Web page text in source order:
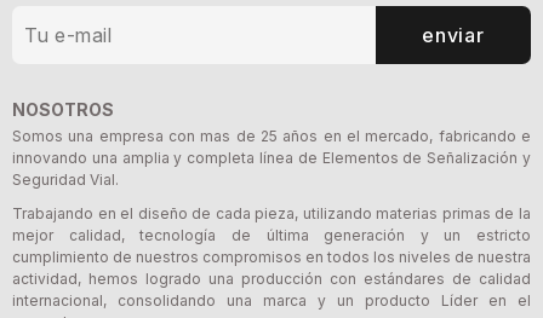
enviar
NOSOTROS
Somos una empresa con mas de 25 años en el mercado, fabricando e
innovando una amplia y completa línea de Elementos de Señalización y
Seguridad Vial.
Trabajando en el diseño de cada pieza, utilizando materias primas de la
mejor calidad, tecnología de última generación y un estricto
cumplimiento de nuestros compromisos en todos los niveles de nuestra
actividad, hemos logrado una producción con estándares de calidad
internacional, consolidando una marca y un producto Líder en el